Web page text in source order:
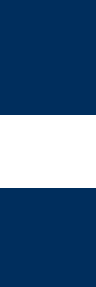
fenêtre
fenêtre